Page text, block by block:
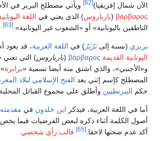
ويأتي مصطلح البربر في الأصل من اليونانية:
) الذي يعني فياللغة اليونانية القديمة«غير
أو «الشعوب غير اليونانية».
بَرْبَرْ ) فياللغة العربية، قد يعود أصل المصطلح إلى
βάρβαρος
(بارباروس) التي تعني «غير اليوناني»،
اشتق منه أيضا تسمية «برابرة ». لاحقا استعمل
بعدالفتح الإسلامي لبلاد المغربالذي كان تحت
وأطلق على مجموع القبائل المحلية.
فيذكرابن خلدونفيمقدمته إشارات حول
ذكره لبعض الفرضيات فيما يخص نسب البربر والتي
[65] قالب:رأي شخصي